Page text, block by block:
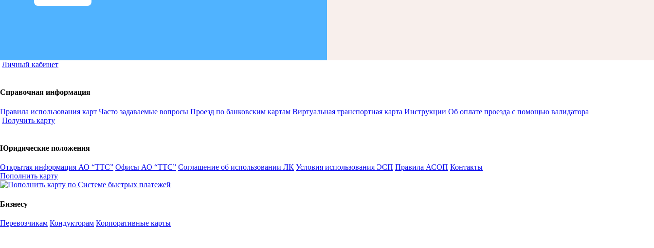
Личный кабинет
Справочная информация
Правила использования карт Часто задаваемые вопросы Проезд по банковским картам Виртуальная транспортная карта Инструкции Об оплате проезда с помощью валидатора
Получить карту
Юридические положения
Открытая информация АО “ТТС” Офисы АО “ТТС” Соглашение об использовании ЛК Условия использования ЭСП Правила АСОП Контакты
Пополнить карту
Бизнесу
Перевозчикам Кондукторам Корпоративные карты